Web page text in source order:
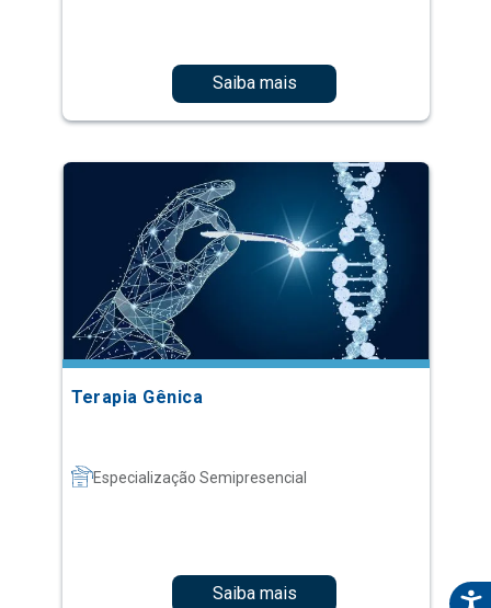
Saiba mais
Terapia Gênica
Especialização Semipresencial
Saiba mais